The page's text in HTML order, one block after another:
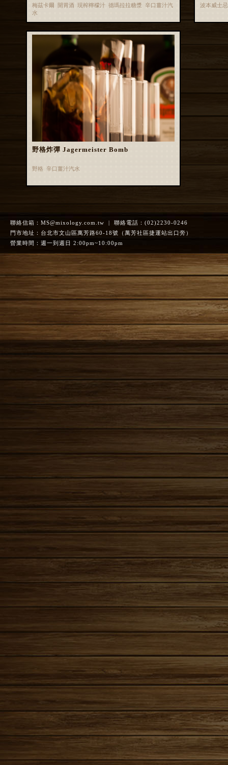
梅茲卡爾 開胃酒 現榨檸檬汁 德瑪拉拉糖漿 辛口薑汁汽
水
波本威士
野格炸彈 Jagermeister Bomb
野格 辛口薑汁汽水
聯絡信箱： MS@mixology.com.tw | 聯絡電話：(02)2230-0246
門市地址：台北市文山區萬芳路60-18號（萬芳社區捷運站出口旁）
營業時間：週一到週日 2:00pm~10:00pm